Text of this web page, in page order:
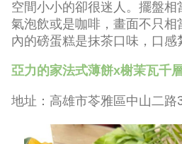
空間小小的卻很迷人。擺盤
氣泡飲或是咖啡，畫面不只
內的磅蛋糕是抹茶口味，口感
亞力的家法式薄餅x榭茉瓦千
地址：高雄市苓雅區中山二路